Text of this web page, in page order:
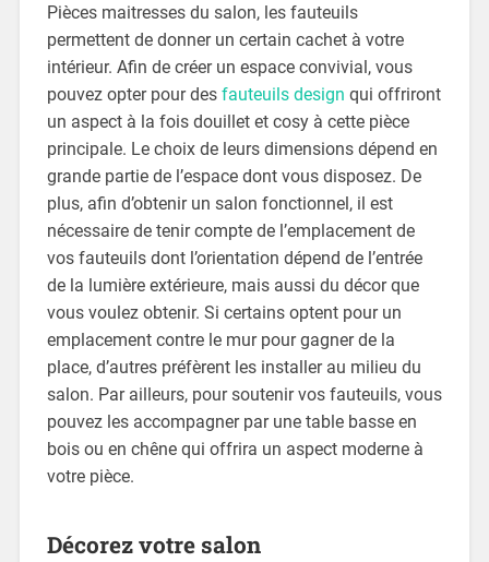
Pièces maitresses du salon, les fauteuils
permettent de donner un certain cachet à votre
intérieur. Afin de créer un espace convivial, vous
pouvez opter pour des fauteuils design qui offriront
un aspect à la fois douillet et cosy à cette pièce
principale. Le choix de leurs dimensions dépend en
grande partie de l’espace dont vous disposez. De
plus, afin d’obtenir un salon fonctionnel, il est
nécessaire de tenir compte de l’emplacement de
vos fauteuils dont l’orientation dépend de l’entrée
de la lumière extérieure, mais aussi du décor que
vous voulez obtenir. Si certains optent pour un
emplacement contre le mur pour gagner de la
place, d’autres préfèrent les installer au milieu du
salon. Par ailleurs, pour soutenir vos fauteuils, vous
pouvez les accompagner par une table basse en
bois ou en chêne qui offrira un aspect moderne à
votre pièce.
Décorez votre salon